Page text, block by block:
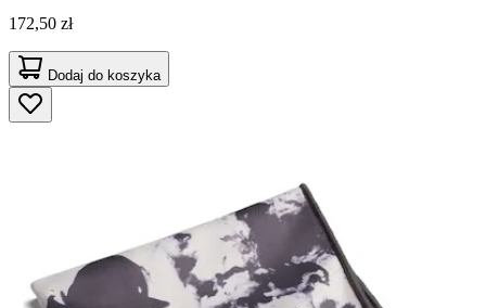
172,50 zł
Dodaj do koszyka